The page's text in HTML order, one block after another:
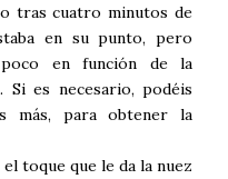
tras cuatro minutos de
en su punto, pero
en función de la
Si es necesario, podéis
más, para obtener la
toque que le da la nuez